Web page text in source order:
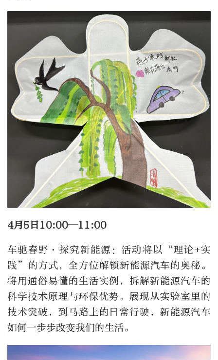
4月5日10:00—11:00
车驰春野·探究新能源：活动将以“理论+实
践”的方式，全方位解锁新能源汽车的奥秘。
将用通俗易懂的生活实例，拆解新能源汽车的
科学技术原理与环保优势。展现从实验室里的
技术突破，到马路上的日常行驶，新能源汽车
如何一步步改变我们的生活。